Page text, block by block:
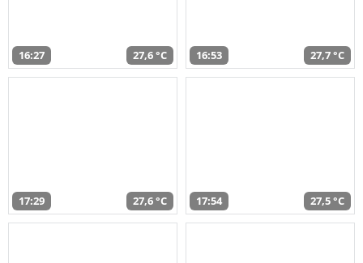
16:27 27,6 °C 16:53 27,7 °C
17:29 27,6 °C 17:54 27,5 °C